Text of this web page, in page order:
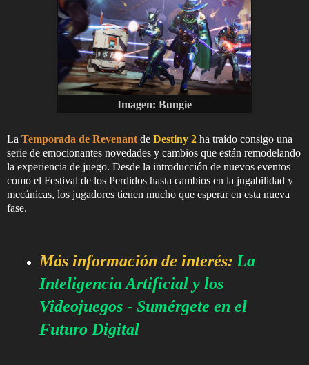
Imagen: Bungie
La Temporada de Revenant de Destiny 2 ha traído consigo una
serie de emocionantes novedades y cambios que están remodelando
la experiencia de juego. Desde la introducción de nuevos eventos
como el Festival de los Perdidos hasta cambios en la jugabilidad y
mecánicas, los jugadores tienen mucho que esperar en esta nueva
fase.
Más información de interés: La
Inteligencia Artificial y los
Videojuegos - Sumérgete en el
Futuro Digital